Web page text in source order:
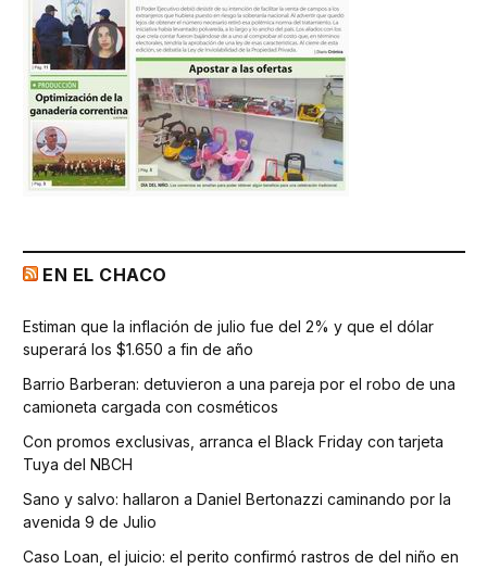
EN EL CHACO
Estiman que la inflación de julio fue del 2% y que el dólar
superará los $1.650 a fin de año
Barrio Barberan: detuvieron a una pareja por el robo de una
camioneta cargada con cosméticos
Con promos exclusivas, arranca el Black Friday con tarjeta
Tuya del NBCH
Sano y salvo: hallaron a Daniel Bertonazzi caminando por la
avenida 9 de Julio
Caso Loan, el juicio: el perito confirmó rastros de del niño en